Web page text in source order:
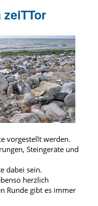
vorgestellt werden.
Steingeräte und
dabei sein.
herzlich
Runde gibt es immer